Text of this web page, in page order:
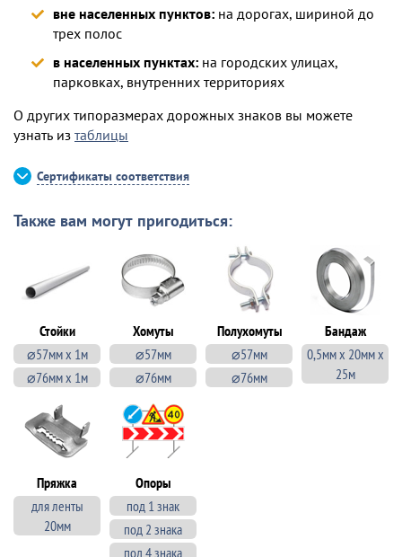
вне населенных пунктов: на дорогах, шириной до
трех полос
в населенных пунктах: на городских улицах,
парковках, внутренних территориях
О других типоразмерах дорожных знаков вы можете
узнать из таблицы
Сертификаты соответствия
Также вам могут пригодиться:
Стойки
⌀57мм х 1м
⌀76мм х 1м
Хомуты
⌀57мм
⌀76мм
Полухомуты
⌀57мм
⌀76мм
Бандаж
0,5мм х 20мм х
25м
Пряжка
для ленты
20мм
Опоры
под 1 знак
под 2 знака
под 4 знака